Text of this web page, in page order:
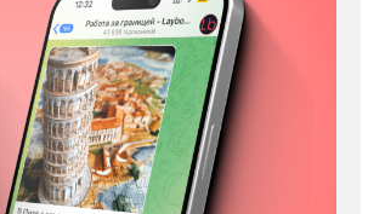
Facebook
YouTube